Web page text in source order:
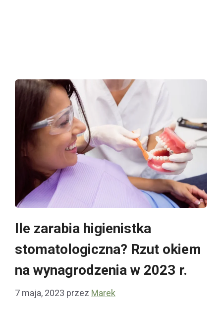
Ile zarabia higienistka
stomatologiczna? Rzut okiem
na wynagrodzenia w 2023 r.
7 maja, 2023 przez Marek